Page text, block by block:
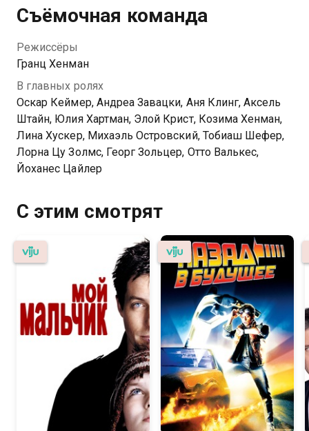
Съёмочная команда
Режиссёры
Гранц Хенман
В главных ролях
Оскар Кеймер, Андреа Завацки, Аня Клинг, Аксель
Штайн, Юлия Хартман, Элой Крист, Козима Хенман,
Лина Хускер, Михаэль Островский, Тобиаш Шефер,
Лорна Цу Золмс, Георг Зольцер, Отто Валькес,
Йоханес Цайлер
С этим смотрят